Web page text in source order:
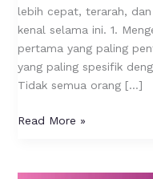
lebih cepat, terarah,
kenal selama ini. 1.
pertama yang paling
yang paling spesifik
Tidak semua orang […]
Read More »